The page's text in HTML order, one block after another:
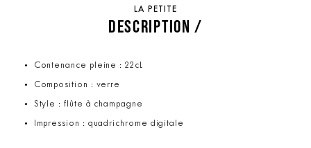
LA PETITE
DESCRIPTION /
Contenance pleine : 22cL
Composition : verre
Style : flûte à champagne
Impression : quadrichrome digitale